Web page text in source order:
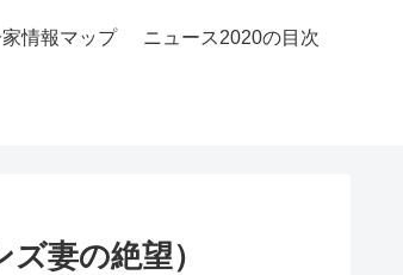
情報マップ ニュース2020の目次
妻の絶望）